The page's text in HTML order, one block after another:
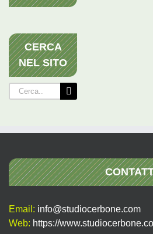
CERCA
NEL SITO
Cerca
per:
Email: info@studiocerbone.com
Web: https://